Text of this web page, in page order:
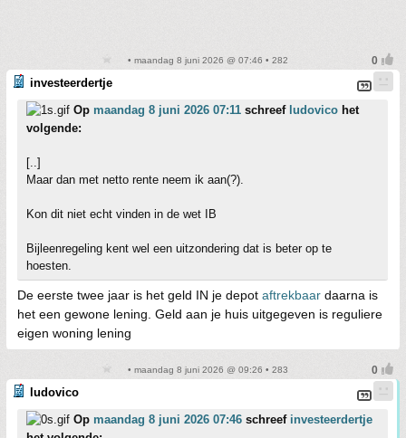
• maandag 8 juni 2026 @ 07:46 • 282
investeerdertje
Op maandag 8 juni 2026 07:11 schreef ludovico het
volgende:
[..]
Maar dan met netto rente neem ik aan(?).
Kon dit niet echt vinden in de wet IB
Bijleenregeling kent wel een uitzondering dat is beter op te
hoesten.
De eerste twee jaar is het geld IN je depot aftrekbaar daarna is
het een gewone lening. Geld aan je huis uitgegeven is reguliere
eigen woning lening
• maandag 8 juni 2026 @ 09:26 • 283
ludovico
Op maandag 8 juni 2026 07:46 schreef investeerdertje